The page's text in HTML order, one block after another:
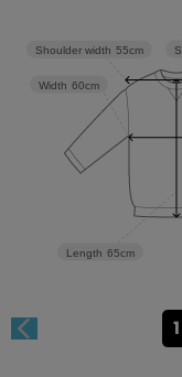
Length 65cm
Width 60cm
Shoulder width 55cm
1